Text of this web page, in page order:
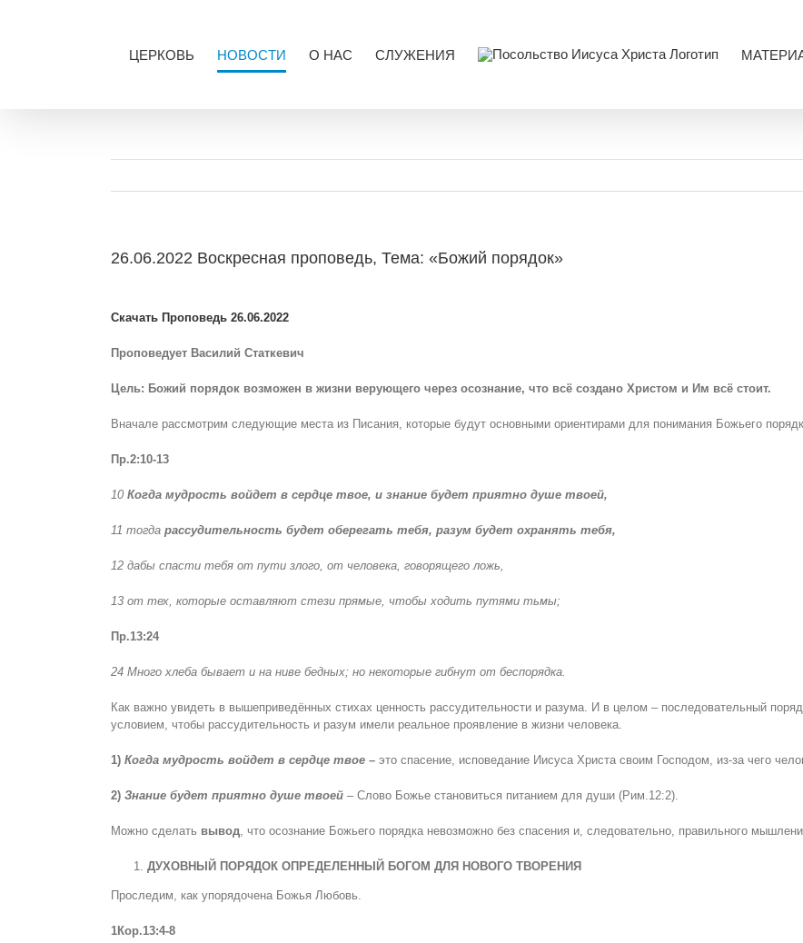
ЦЕРКОВЬ НОВОСТИ О НАС СЛУЖЕНИЯ
26.06.2022 Воскресная проповедь, Тема: «Божий порядок»
Image
Скачать Проповедь 26.06.2022
Проповедует Василий Статкевич
Цель: Божий порядок возможен в жизни верующего через осознание, что всё создано Христом и Им всё стоит.
Вначале рассмотрим следующие места из Писания, которые будут основными ориентирами для понимания Божьего
Пр.2:10-13
10 Когда мудрость войдет в сердце твое, и знание будет приятно душе твоей,
11 тогда рассудительность будет оберегать тебя, разум будет охранять тебя,
12 дабы спасти тебя от пути злого, от человека, говорящего ложь,
13 от тех, которые оставляют стези прямые, чтобы ходить путями тьмы;
Пр.13:24
24 Много хлеба бывает и на ниве бедных; но некоторые гибнут от беспорядка.
Как важно увидеть в вышеприведённых стихах ценность рассудительности и разума. И в целом – последовательный
условием, чтобы рассудительность и разум имели реальное проявление в жизни человека.
1) Когда мудрость войдет в сердце твое – это спасение, исповедание Иисуса Христа своим Господом, из-за чего
2) Знание будет приятно душе твоей – Слово Божье становиться питанием для души (Рим.12:2).
Можно сделать вывод, что осознание Божьего порядка невозможно без спасения и, следовательно, правильного
ДУХОВНЫЙ ПОРЯДОК ОПРЕДЕЛЕННЫЙ БОГОМ ДЛЯ НОВОГО ТВОРЕНИЯ
Проследим, как упорядочена Божья Любовь.
1Кор.13:4-8